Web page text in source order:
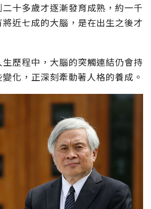
十多歲才逐漸發育成熟，約一千
近七成的大腦，是在出生之後才
歷程中，大腦的突觸連結仍會持
化，正深刻牽動著人格的養成。